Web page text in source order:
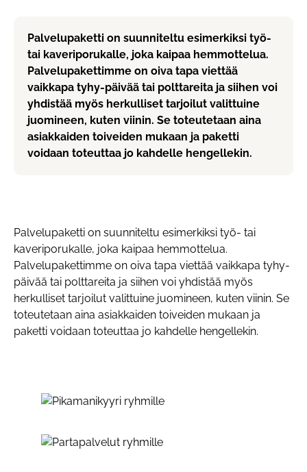
Palvelupaketti on suunniteltu esimerkiksi työ-
tai kaveriporukalle, joka kaipaa hemmottelua.
Palvelupakettimme on oiva tapa viettää
vaikkapa tyhy-päivää tai polttareita ja siihen voi
yhdistää myös herkulliset tarjoilut valittuine
juomineen, kuten viinin. Se toteutetaan aina
asiakkaiden toiveiden mukaan ja paketti
voidaan toteuttaa jo kahdelle hengellekin.
Palvelupaketti on suunniteltu esimerkiksi työ- tai
kaveriporukalle, joka kaipaa hemmottelua.
Palvelupakettimme on oiva tapa viettää vaikkapa tyhy-
päivää tai polttareita ja siihen voi yhdistää myös
herkulliset tarjoilut valittuine juomineen, kuten viinin. Se
toteutetaan aina asiakkaiden toiveiden mukaan ja
paketti voidaan toteuttaa jo kahdelle hengellekin.